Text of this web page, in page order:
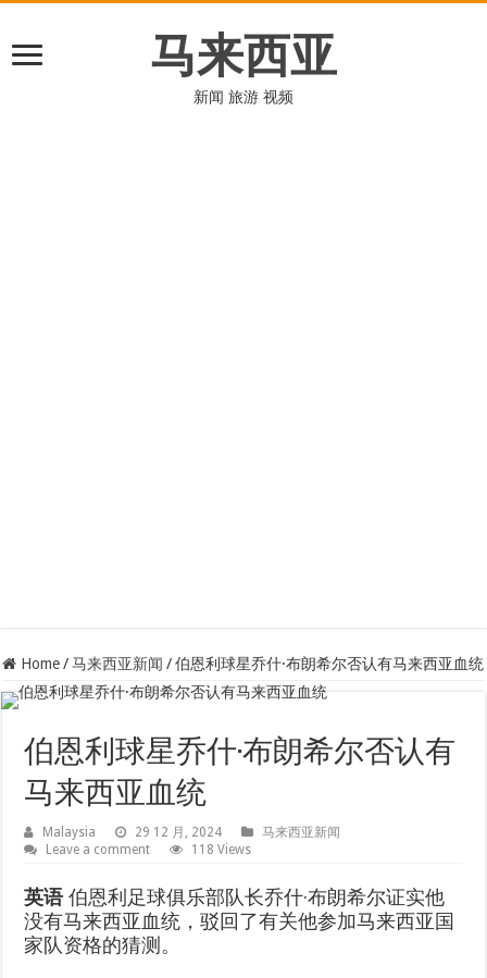
马来西亚
新闻 旅游 视频
Home / 马来西亚新闻 / 伯恩利球星乔什·布朗希尔否认有马来西亚血统
伯恩利球星乔什·布朗希尔否认有
马来西亚血统
Malaysia 29 12 月, 2024
马来西亚新闻
Leave a comment
118 Views
英语伯恩利足球俱乐部队长乔什·布朗希尔证实他
没有马来西亚血统，驳回了有关他参加马来西亚国
家队资格的猜测。